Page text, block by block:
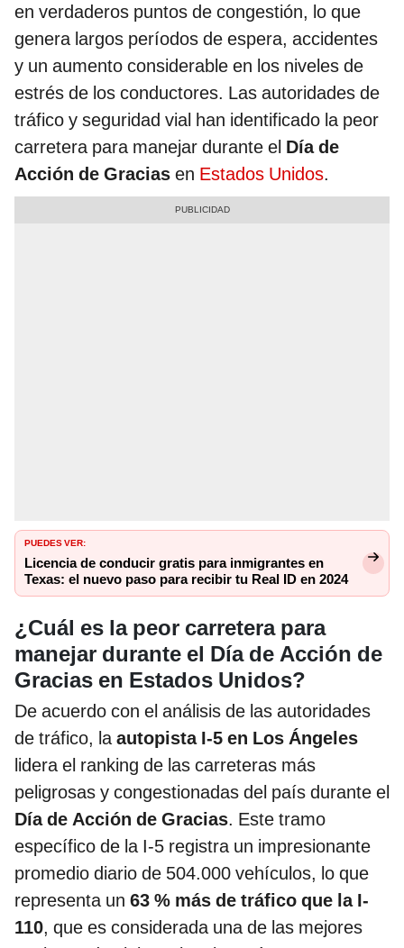
en verdaderos puntos de congestión, lo que
genera largos períodos de espera, accidentes
y un aumento considerable en los niveles de
estrés de los conductores. Las autoridades de
tráfico y seguridad vial han identificado la peor
carretera para manejar durante el Día de
Acción de Gracias en Estados Unidos.
PUEDES VER:
Licencia de conducir gratis para inmigrantes en
Texas: el nuevo paso para recibir tu Real ID en 2024
¿Cuál es la peor carretera para
manejar durante el Día de Acción de
Gracias en Estados Unidos?
De acuerdo con el análisis de las autoridades
de tráfico, laautopista I-5 en Los Ángeles
lidera el ranking de las carreteras más
peligrosas y congestionadas del país durante el
Día de Acción de Gracias. Este tramo
específico de la I-5 registra un impresionante
promedio diario de 504.000 vehículos, lo que
representa un 63 % más de tráfico que la I-
110, que es considerada una de las mejores